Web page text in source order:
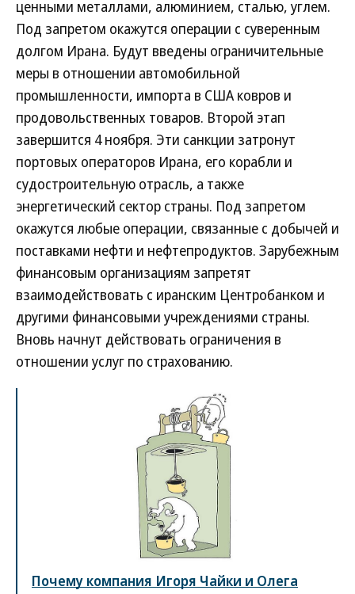
ценными металлами, алюминием, сталью, углем.
Под запретом окажутся операции с суверенным
долгом Ирана. Будут введены ограничительные
меры в отношении автомобильной
промышленности, импорта в США ковров и
продовольственных товаров. Второй этап
завершится 4 ноября. Эти санкции затронут
портовых операторов Ирана, его корабли и
судостроительную отрасль, а также
энергетический сектор страны. Под запретом
окажутся любые операции, связанные с добычей и
поставками нефти и нефтепродуктов. Зарубежным
финансовым организациям запретят
взаимодействовать с иранским Центробанком и
другими финансовыми учреждениями страны.
Вновь начнут действовать ограничения в
отношении услуг по страхованию.
Почему компания Игоря Чайки и Олега